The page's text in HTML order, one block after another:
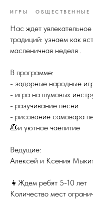
ИГРЫ ОБЩЕСТВЕННЫЕ
Нас ждет
традиций: узнаем как
масленичная неделя .
В программе:
- задорные народные
- игра на шумовых
- разучивание песни
- рисование самовара
🥞и уютное чаепитие
Ведущие:
Алексей и Ксения
👧Ждем ребят 5-10 лет
Количество мест